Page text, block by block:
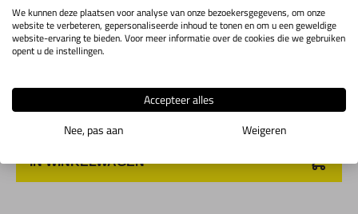
Artikelcode Uitvoering Maten Aantal
RCMT
IN WINKELWAGEN
We kunnen deze plaatsen voor analyse van onze bezoekersgegevens, om onze
website te verbeteren, gepersonaliseerde inhoud te tonen en om u een geweldige
website-ervaring te bieden. Voor meer informatie over de cookies die we gebruiken
opent u de instellingen.
Accepteer alles
Nee, pas aan
Weigeren